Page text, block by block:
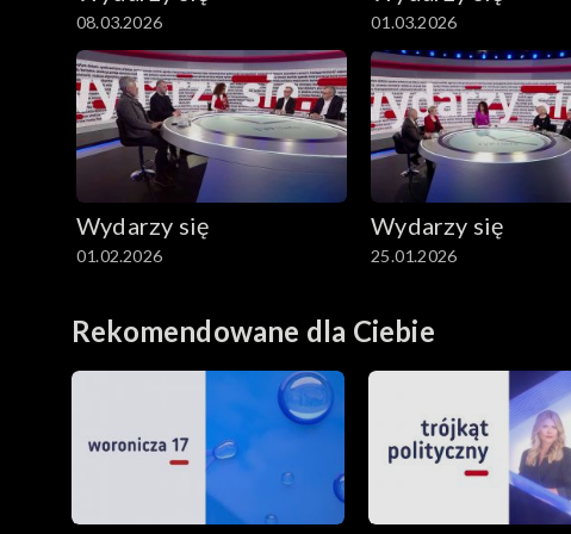
08.03.2026 01.03.2026
Wydarzy się
01.02.2026
Wydarzy się
25.01.2026
Rekomendowane dla Ciebie